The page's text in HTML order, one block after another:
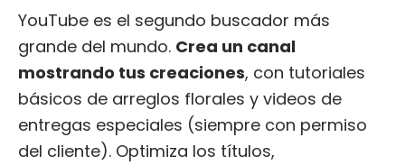
YouTube es el segundo buscador más
grande del mundo. Crea un canal
mostrando tus creaciones, con tutoriales
básicos de arreglos florales y videos de
entregas especiales (siempre con permiso
del cliente). Optimiza los títulos,